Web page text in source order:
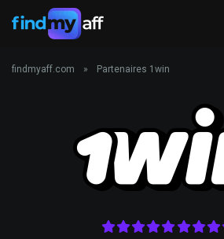
findmyaff.com » Partenaires 1win